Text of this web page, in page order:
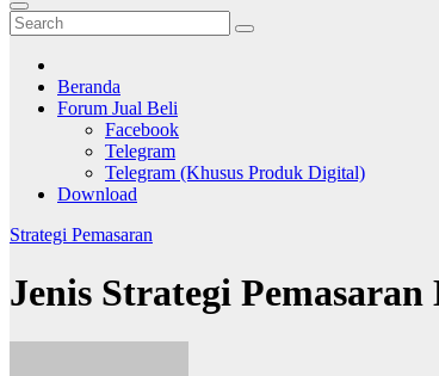
Beranda
Forum Jual Beli
Facebook
Telegram
Telegram (Khusus Produk Digital)
Download
Strategi Pemasaran
Jenis Strategi